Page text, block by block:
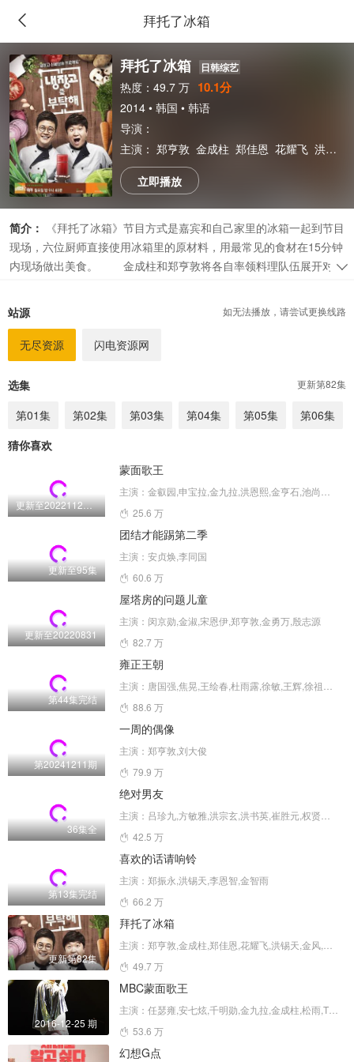
拜托了冰箱
拜托了冰箱 日韩综艺
热度：49.7 万 10.1分
2014 • 韩国 • 韩语
导演：
主演： 郑亨敦 金成柱 郑佳恩 花耀飞 洪锡天
立即播放
简介：
《拜托了冰箱》节目方式是嘉宾和自己家里的冰箱一起到节目
现场，六位厨师直接使用冰箱里的原材料，用最常见的食材在15分钟
内现场做出美食。 金成柱和郑亨敦将各自率领料理队伍展开对
站源 如无法播放，请尝试更换线路
无尽资源 闪电资源网
选集 更新第82集
第01集 第02集 第03集 第04集 第05集
第06集
猜你喜欢
更新至20221120期
蒙面歌王
25.6 万
更新至95集
团结才能踢第二季
主演：安贞焕,李同国
60.6 万
更新至20220831
屋塔房的问题儿童
主演：闵京勋,金淑,宋恩伊,郑亨敦,金勇万,殷志源
82.7 万
第44集完结
雍正王朝
88.6 万
第20241211期
一周的偶像
主演：郑亨敦,刘大俊
79.9 万
36集全
绝对男友
42.5 万
第13集完结
喜欢的话请响铃
主演：郑振永,洪锡天,李恩智,金智雨
66.2 万
更新第82集
拜托了冰箱
49.7 万
2016-12-25 期
MBC蒙面歌王
53.6 万
幻想G点